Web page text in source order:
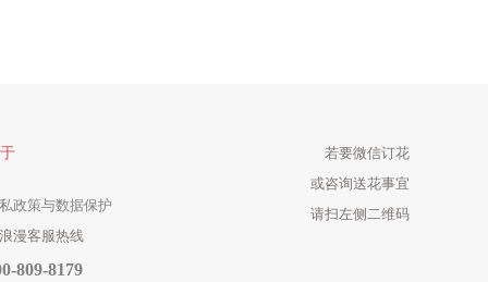
政策与数据保护
漫客服热线
809-8179
若要微信订花
或咨询送花事宜
请扫左侧二维码